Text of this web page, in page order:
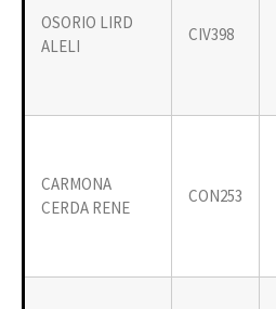
OSORIO LIRD
ALELI
CIV398
CARMONA
CERDA RENE
CON253